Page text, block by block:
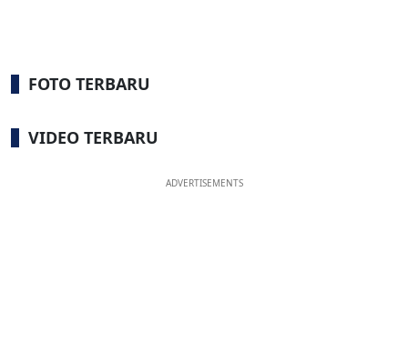
FOTO TERBARU
VIDEO TERBARU
ADVERTISEMENTS